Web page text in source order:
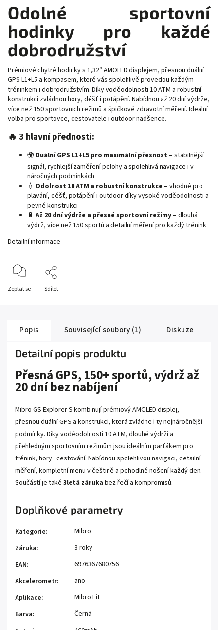
Odolné sportovní
hodinky pro každé
dobrodružství
Prémiové chytré hodinky s 1,32″ AMOLED displejem, přesnou duální
GPS L1+L5 a kompasem, které vás spolehlivě provedou každým
tréninkem i dobrodružstvím. Díky voděodolnosti 10 ATM a robustní
konstrukci zvládnou hory, déšť i potápění. Nabídnou až 20 dní výdrže,
více než 150 sportovních režimů a špičkové zdravotní měření. Ideální
volba pro sportovce, cestovatele i outdoor nadšence.
🔥 3 hlavní přednosti:
🌍 Duální GPS L1+L5 pro maximální přesnost – stabilnější
signál, rychlejší zaměření polohy a spolehlivá navigace i v
náročných podmínkách
💧 Odolnost 10 ATM a robustní konstrukce – vhodné pro
plavání, déšť, potápění i outdoor díky vysoké voděodolnosti a
pevné konstrukci
🔋 Až 20 dní výdrže a přesné sportovní režimy – dlouhá
výdrž, více než 150 sportů a detailní měření pro každý trénink
Detailní informace
Zeptat se Sdílet
Popis Související soubory (1) Diskuze
Detailní popis produktu
Přesná GPS, 150+ sportů, výdrž až
20 dní bez nabíjení
Mibro GS Explorer S kombinují prémiový AMOLED displej,
přesnou duální GPS a konstrukci, která zvládne i ty nejnáročnější
podmínky. Díky voděodolnosti 10 ATM, dlouhé výdrži a
přehledným sportovním režimům jsou ideálním parťákem pro
trénink, hory i cestování. Nabídnou spolehlivou navigaci, detailní
měření, kompletní menu v češtině a pohodlné nošení každý den.
Součástí je také 3letá záruka bez řečí a kompromisů.
Doplňkové parametry
Kategorie:
Mibro
Záruka:
3 roky
EAN:
6976367680756
Akcelerometr:
ano
Aplikace:
Mibro Fit
Barva:
Černá